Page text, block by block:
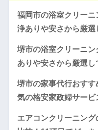
福岡市の浴室クリー
浄ありや安さから厳選
堺市の浴室クリーニ
ありや安さから厳選し
堺市の家事代行おす
気の格安家政婦サービ
エアコンクリーニン